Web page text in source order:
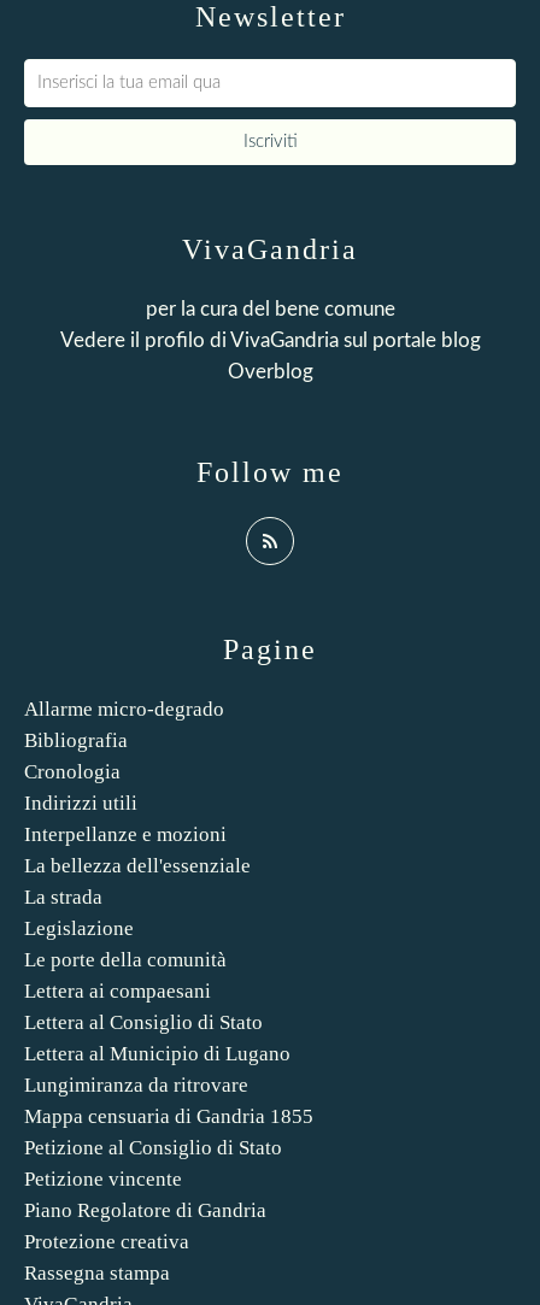
Newsletter
Pagine
Allarme micro-degrado
Bibliografia
Cronologia
Indirizzi utili
Interpellanze e mozioni
La bellezza dell'essenziale
La strada
Legislazione
Le porte della comunità
Lettera ai compaesani
Lettera al Consiglio di Stato
Lettera al Municipio di Lugano
Lungimiranza da ritrovare
Mappa censuaria di Gandria 1855
Petizione al Consiglio di Stato
Petizione vincente
Piano Regolatore di Gandria
Protezione creativa
Rassegna stampa
VivaGandria
per la cura del bene comune
Vedere il profilo di VivaGandriasul portale blog
Overblog
Follow me